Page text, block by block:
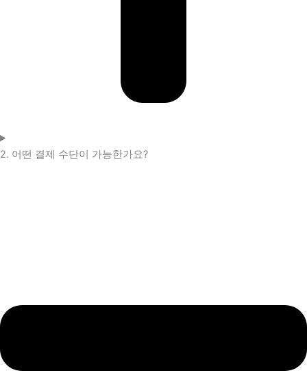
2. 어떤 결제 수단이 가능한가요?